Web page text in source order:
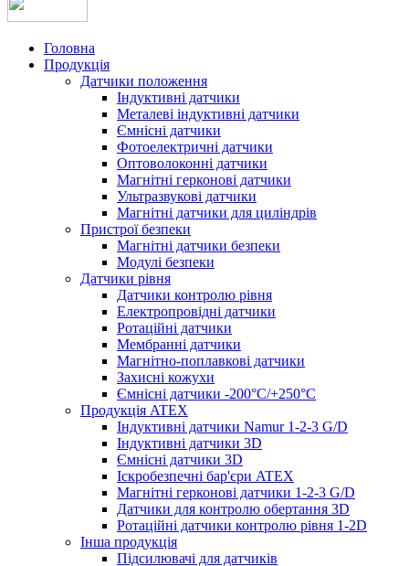
Головна
Продукція
Датчики положення
Індуктивні датчики
Металеві індуктивні датчики
Ємнісні датчики
Фотоелектричні датчики
Оптоволоконні датчики
Магнітні герконові датчики
Ультразвукові датчики
Магнітні датчики для циліндрів
Пристрої безпеки
Магнітні датчики безпеки
Модулі безпеки
Датчики рівня
Датчики контролю рівня
Електропровідні датчики
Ротаційні датчики
Мембранні датчики
Магнітно-поплавкові датчики
Захисні кожухи
Ємнісні датчики -200°C/+250°C
Продукція ATEX
Індуктивні датчики Namur 1-2-3 G/D
Індуктивні датчики 3D
Ємнісні датчики 3D
Іскробезпечні бар'єри ATEX
Магнітні герконові датчики 1-2-3 G/D
Датчики для контролю обертання 3D
Ротаційні датчики контролю рівня 1-2D
Інша продукція
Підсилювачі для датчиків